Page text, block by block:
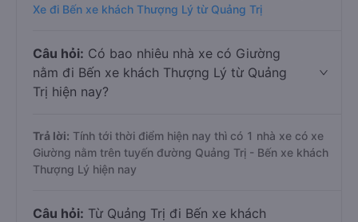
Xe đi Bến xe khách Thượng Lý từ Quảng Trị
Câu hỏi: Có bao nhiêu nhà xe có Giường
nằm đi Bến xe khách Thượng Lý từ Quảng
Trị hiện nay?
Trả lời: Tính tới thời điểm hiện nay thì có 1 nhà xe có xe
Giường nằm trên tuyến đường Quảng Trị - Bến xe khách
Thượng Lý hiện nay
Câu hỏi: Từ Quảng Trị đi Bến xe khách